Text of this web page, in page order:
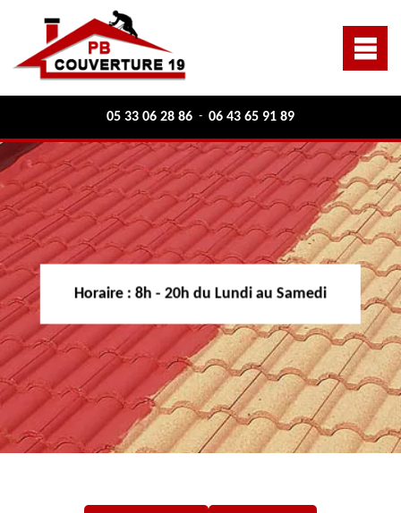
05 33 06 28 86 - 06 43 65 91 89
Horaire : 8h - 20h du Lundi au Samedi